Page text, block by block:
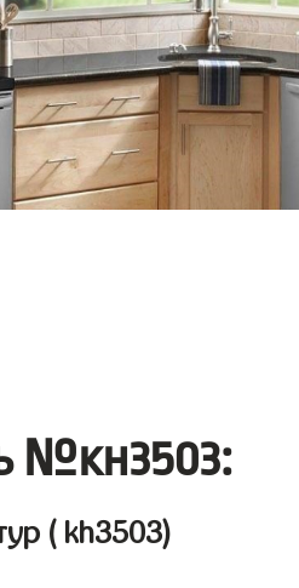
№kh3503:
( kh3503)